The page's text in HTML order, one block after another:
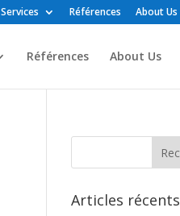
Services Références About Us
Références About Us
Articles récents